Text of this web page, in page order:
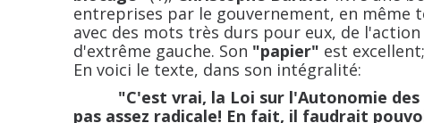
entreprises par le gouvernement, en même
avec des mots très durs pour eux, de
d'extrême gauche. Son "papier" est
En voici le texte, dans son intégralité:
"C'est vrai, la Loi sur l'Autonomie des
pas assez radicale! En fait, il faudrait